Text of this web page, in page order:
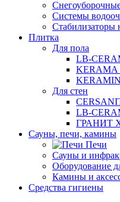
Системы
Стабилизаторы
Плитка
Для пола
LB-
KERAMIN
Для стен
LB-
ГРАНИТ
Сауны, печи, камины
Печи
Сауны и
Оборудование
Камины и
Средства гигиены